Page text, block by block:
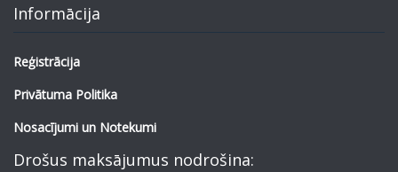
Informācija
Reģistrācija
Privātuma Politika
Nosacījumi un Notekumi
Drošus maksājumus nodrošina: